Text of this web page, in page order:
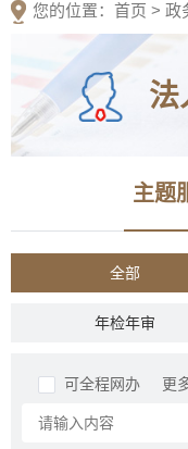
您的位置： 首页 > 政
法
主题
全部
年检年审
准营准办
资质认证
可全程网办 更